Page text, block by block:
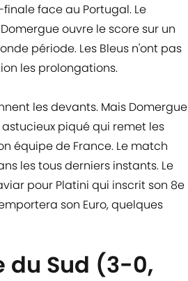
face au Portugal. Le
ouvre le score sur un
période. Les Bleus n'ont pas
les prolongations.
les devants. Mais Domergue
piqué qui remet les
équipe de France. Le match
les tous derniers instants. Le
pour Platini qui inscrit son 8e
son Euro, quelques
du Sud (3-0,